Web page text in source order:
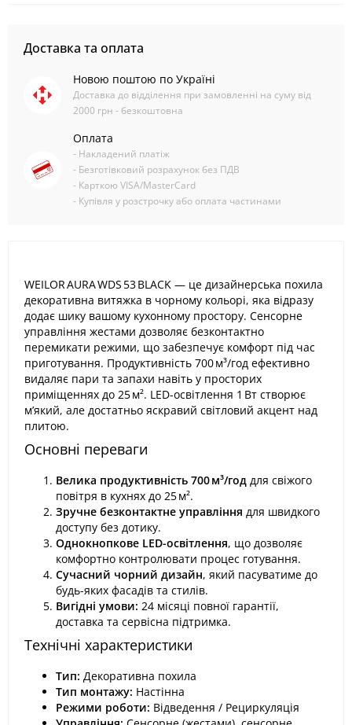
Доставка та оплата
Новою поштою по Україні
Доставка до відділення при замовленні на суму від
2000 грн - безкоштовна
Оплата
- Накладений платіж
- Безготівковий розрахунок без ПДВ
- Карткою VISA/MasterCard
- Купівля у розстрочку або оплата частинами
WEILOR AURA WDS 53 BLACK — це дизайнерська похила
декоративна витяжка в чорному кольорі, яка відразу
додає шику вашому кухонному простору. Сенсорне
управління жестами дозволяє безконтактно
перемикати режими, що забезпечує комфорт під час
приготування. Продуктивність 700 м³/год ефективно
видаляє пари та запахи навіть у просторих
приміщеннях до 25 м². LED-освітлення 1 Вт створює
м’який, але достатньо яскравий світловий акцент над
плитою.
Основні переваги
Велика продуктивність 700 м³/год для свіжого
повітря в кухнях до 25 м².
Зручне безконтактне управління для швидкого
доступу без дотику.
Однокнопкове LED-освітлення, що дозволяє
комфортно контролювати процес готування.
Сучасний чорний дизайн, який пасуватиме до
будь-яких фасадів та стилів.
Вигідні умови: 24 місяці повної гарантії,
доставка та сервісна підтримка.
Технічні характеристики
Тип: Декоративна похила
Тип монтажу: Настінна
Режими роботи: Відведення / Рециркуляція